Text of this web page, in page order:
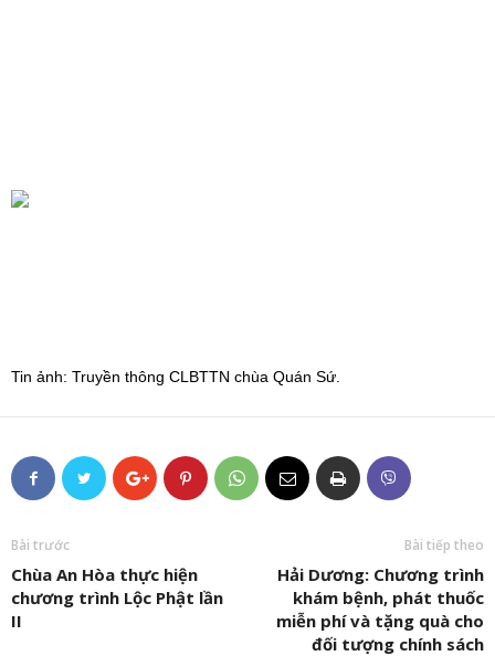
Tin ảnh: Truyền thông CLBTTN chùa Quán Sứ.
Bài trước
Chùa An Hòa thực hiện
chương trình Lộc Phật lần
II
Bài tiếp theo
Hải Dương: Chương trình
khám bệnh, phát thuốc
miễn phí và tặng quà cho
đối tượng chính sách